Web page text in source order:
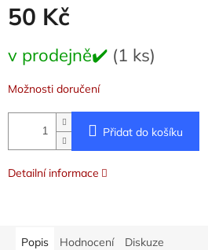
50 Kč
cena:
v prodejně✔️ (1 ks)
Možnosti doručení
Přidat do košíku
Detailní informace
Popis Hodnocení Diskuze